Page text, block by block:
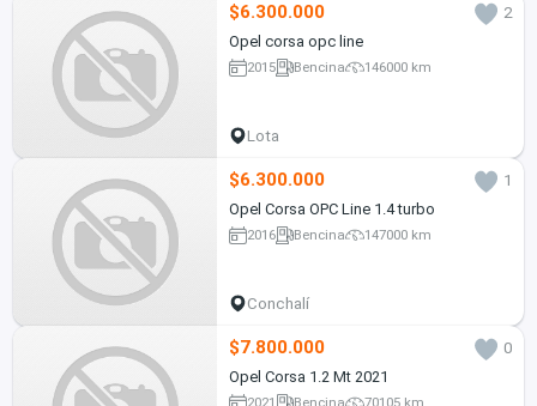
$6.300.000
2
Opel corsa opc line
2015 Bencina 146000 km
Lota
$6.300.000
1
Opel Corsa OPC Line 1.4 turbo
2016 Bencina 147000 km
Conchalí
$7.800.000
0
Opel Corsa 1.2 Mt 2021